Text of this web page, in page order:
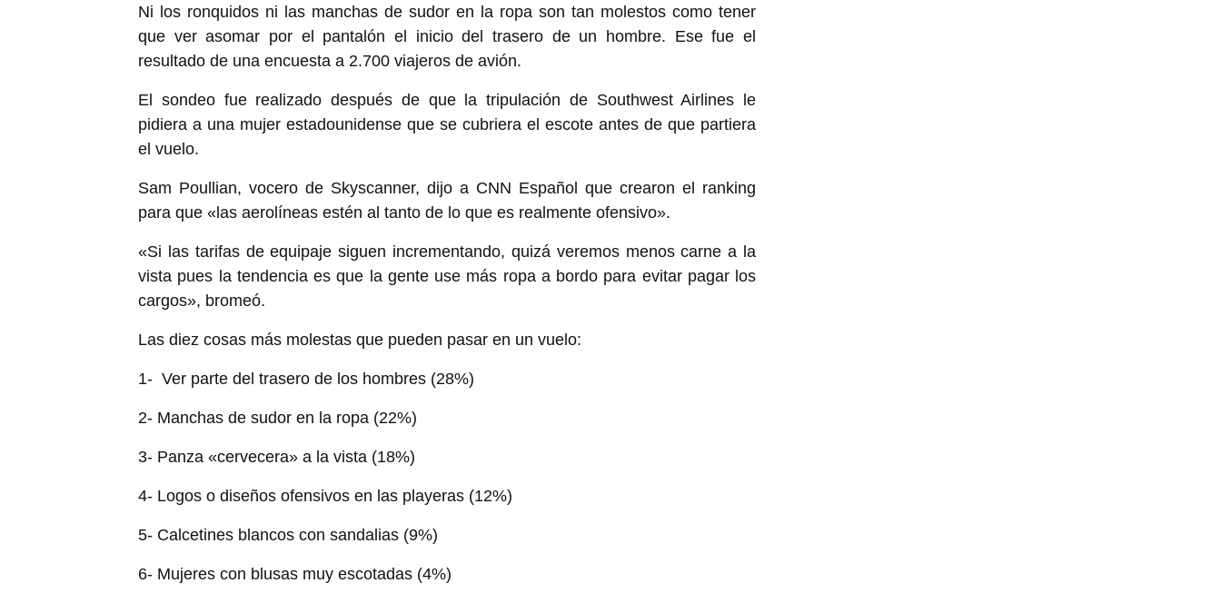
Ni los ronquidos ni las manchas de sudor en la ropa son tan molestos como tener
que ver asomar por el pantalón el inicio del trasero de un hombre. Ese fue el
resultado de una encuesta a 2.700 viajeros de avión.
El sondeo fue realizado después de que la tripulación de Southwest Airlines le
pidiera a una mujer estadounidense que se cubriera el escote antes de que partiera
el vuelo.
Sam Poullian, vocero de Skyscanner, dijo a CNN Español que crearon el ranking
para que «las aerolíneas estén al tanto de lo que es realmente ofensivo».
«Si las tarifas de equipaje siguen incrementando, quizá veremos menos carne a la
vista pues la tendencia es que la gente use más ropa a bordo para evitar pagar los
cargos», bromeó.
Las diez cosas más molestas que pueden pasar en un vuelo:
1- Ver parte del trasero de los hombres (28%)
2- Manchas de sudor en la ropa (22%)
3- Panza «cervecera» a la vista (18%)
4- Logos o diseños ofensivos en las playeras (12%)
5- Calcetines blancos con sandalias (9%)
6- Mujeres con blusas muy escotadas (4%)